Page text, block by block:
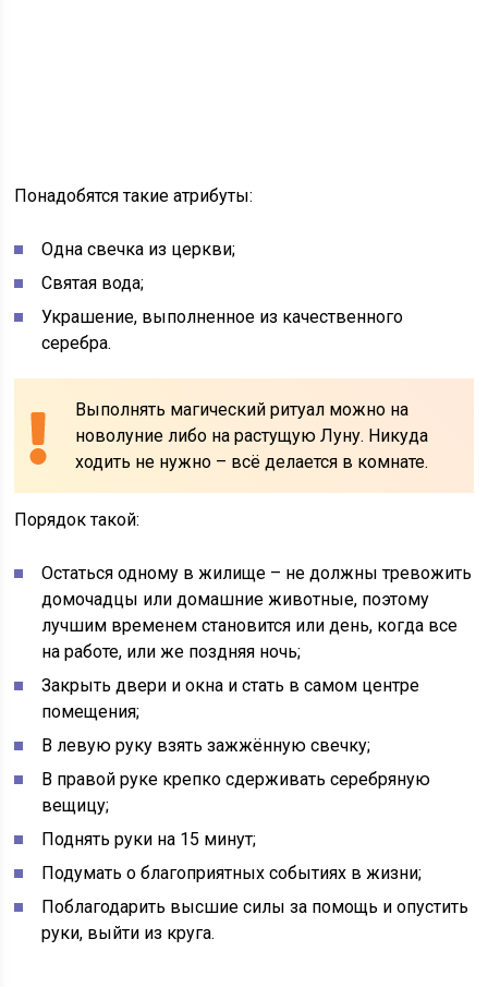
Понадобятся такие атрибуты:
Одна свечка из церкви;
Святая вода;
Украшение, выполненное из качественного
серебра.
Выполнять магический ритуал можно на
новолуние либо на растущую Луну. Никуда
ходить не нужно – всё делается в комнате.
Порядок такой:
Остаться одному в жилище – не должны тревожить
домочадцы или домашние животные, поэтому
лучшим временем становится или день, когда все
на работе, или же поздняя ночь;
Закрыть двери и окна и стать в самом центре
помещения;
В левую руку взять зажжённую свечку;
В правой руке крепко сдерживать серебряную
вещицу;
Поднять руки на 15 минут;
Подумать о благоприятных событиях в жизни;
Поблагодарить высшие силы за помощь и опустить
руки, выйти из круга.